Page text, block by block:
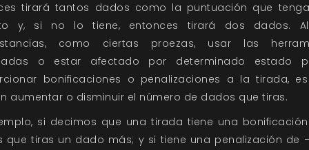
tirará tantos dados como la puntuación que
y, si no lo tiene, entonces tirará dos dados.
como ciertas proezas, usar las
o estar afectado por determinado estado
bonificaciones o penalizaciones a la tirada,
aumentar o disminuir el número de dados que tiras.
si decimos que una tirada tiene una bonificación
que tiras un dado más; y si tiene una penalización de